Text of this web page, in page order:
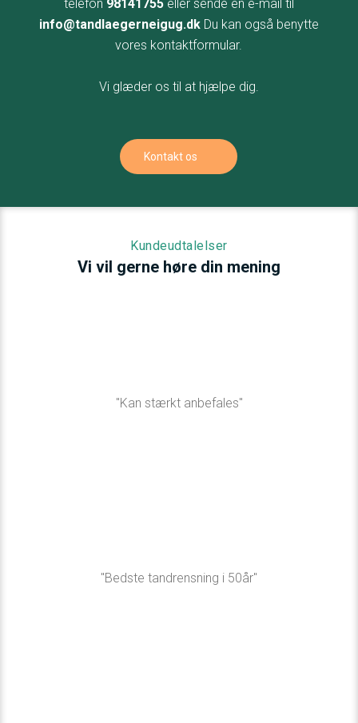
telefon 98141755eller sende en e-mail til
info@tandlaegerneigug.dkDu kan også benytte
vores kontaktformular.
Vi glæder os til at hjælpe dig.
Kontakt os
Kundeudtalelser
​Vi vil gerne høre din mening
"Kan stærkt anbefales"​
"Bedste tandrensning i 50år"​